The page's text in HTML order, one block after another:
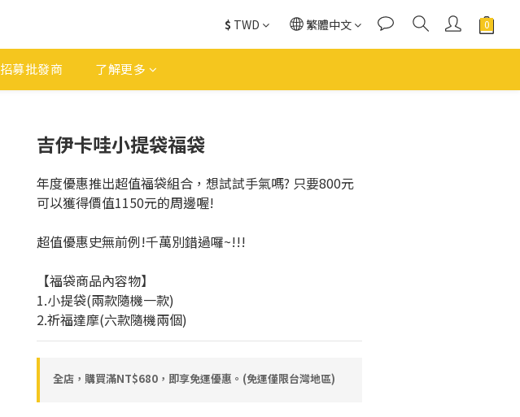
$ TWD 繁體中文
招募批發商 了解更多
吉伊卡哇小提袋福袋
年度優惠推出超值福袋組合，想試試手氣嗎? 只要800元
可以獲得價值1150元的周邊喔!
超值優惠史無前例!千萬別錯過囉~!!!
【福袋商品內容物】
1.小提袋(兩款隨機一款)
2.祈福達摩(六款隨機兩個)
全店，購買滿NT$680，即享免運優惠。(免運僅限台灣地區)